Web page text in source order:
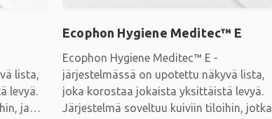
lista,
levyä.
ja
Ecophon Hygiene Meditec™ E
Ecophon Hygiene Meditec™ E -
järjestelmässä on upotettu näkyvä lista,
joka korostaa jokaista yksittäistä levyä.
Järjestelmä soveltuu kuiviin tiloihin, jotka